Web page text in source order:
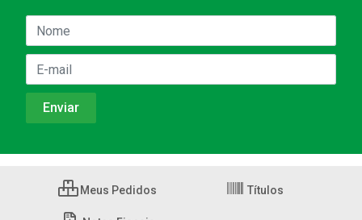
Meus Pedidos Títulos